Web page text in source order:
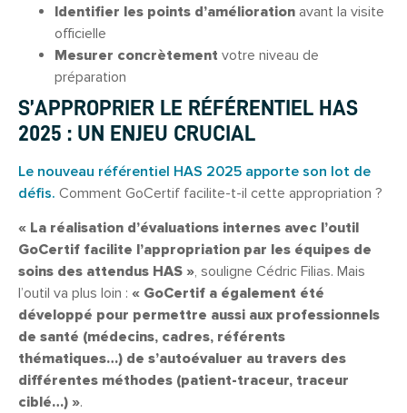
Identifier les points d’amélioration avant la visite
officielle
Mesurer concrètement votre niveau de
préparation
S’APPROPRIER LE RÉFÉRENTIEL HAS
2025 : UN ENJEU CRUCIAL
Le nouveau référentiel HAS 2025 apporte son lot de
défis. Comment GoCertif facilite-t-il cette appropriation ?
« La réalisation d’évaluations internes avec l’outil
GoCertif facilite l’appropriation par les équipes de
soins des attendus HAS », souligne Cédric Filias. Mais
l’outil va plus loin : « GoCertif a également été
développé pour permettre aussi aux professionnels
de santé (médecins, cadres, référents
thématiques…) de s’autoévaluer au travers des
différentes méthodes (patient-traceur, traceur
ciblé…) ».